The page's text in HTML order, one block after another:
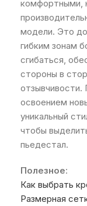
комфортными,
модели. Это
гибким зонам
сгибаться,
стороны в
отзывчивости.
освоением
уникальный
чтобы
пьедестал.
Полезное:
Как выбрать
Размерная